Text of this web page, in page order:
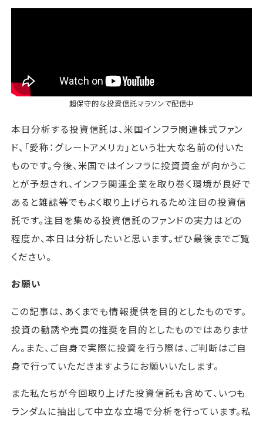
超保守的な投資信託マラソンで配信中
本日分析する投資信託は、米国インフラ関連株式ファン
ド、「愛称：グレートアメリカ」という壮大な名前の付いた
ものです。今後、米国ではインフラに投資資金が向かうこ
とが予想され、インフラ関連企業を取り巻く環境が良好で
あると雑誌等でもよく取り上げられるため注目の投資信
託です。注目を集める投資信託のファンドの実力はどの
程度か、本日は分析したいと思います。ぜひ最後までご覧
ください。
お願い
この記事は、あくまでも情報提供を目的としたものです。
投資の勧誘や売買の推奨を目的としたものではありませ
ん。また、ご自身で実際に投資を行う際は、ご判断はご自
身で行っていただきますようにお願いいたします。
また私たちが今回取り上げた投資信託も含めて、いつも
ランダムに抽出して中立な立場で分析を行っています。私